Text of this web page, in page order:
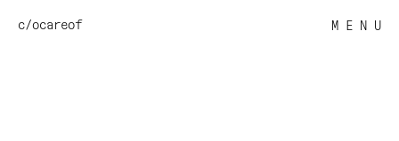
c/ocareof M E N U